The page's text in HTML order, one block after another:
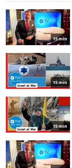
15 min
15 min
15 min